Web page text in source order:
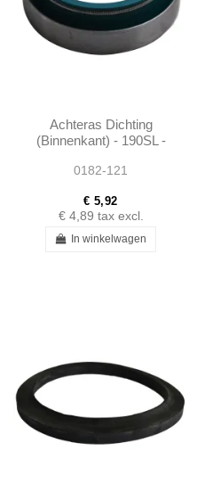
Achteras Dichting
(Binnenkant) - 190SL -
0182-121
€ 5,92
€ 4,89 tax excl.
In winkelwagen